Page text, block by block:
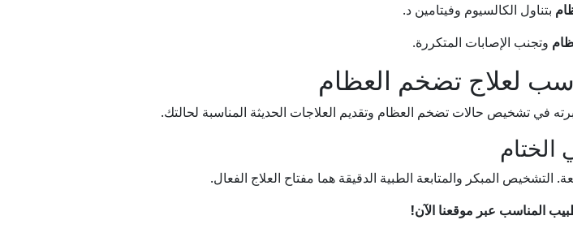
بتناول الكالسيوم وفيتامين د.
وتجنب الإصابات المتكررة.
لعلاج تضخم العظام
في تشخيص حالات تضخم العظام وتقديم العلاجات الحديثة المناسبة لحالتك.
الختام
التشخيص المبكر والمتابعة الطبية الدقيقة هما مفتاح العلاج الفعال.
المناسب عبر موقعنا الآن!